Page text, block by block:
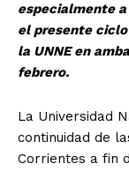
especialmente
el presente ciclo
la UNNE en
febrero.
La Universidad
continuidad de
Corrientes a fin